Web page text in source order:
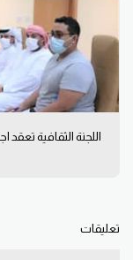
اللجنة الثقافية
تعليقات